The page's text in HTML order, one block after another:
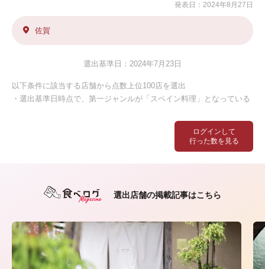
ログインして
行った数を見る
発表日：2024年8月27日
佐賀
選出基準日：2024年7月23日
以下条件に該当する店舗から点数上位100店を選出
・選出基準日時点で、第一ジャンルが「スペイン料理」となっている
選出店舗の掲載記事はこちら